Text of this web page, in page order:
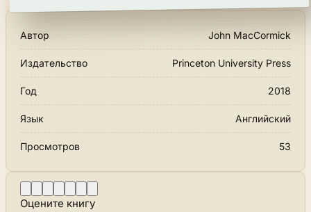
Автор John MacCormick
Издательство Princeton University Press
Год 2018
Язык Английский
Просмотров 53
Оцените книгу